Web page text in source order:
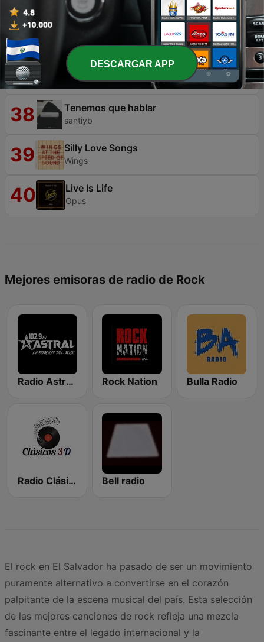
36 Frankie Goes to Hollywood
37 Miss Me Blind
Culture Club
38 Tenemos que hablar
santiyb
39 Silly Love Songs
Wings
40 Live Is Life
Opus
Mejores emisoras de radio de Rock
Radio Astral 102.9 FM Rock Nation Bulla Radio
Radio Clásicos 3D Bell radio
El rock en El Salvador ha pasado de ser un movimiento
puramente alternativo a convertirse en el corazón
palpitante de la escena musical del país. Esta selección
de las mejores canciones de rock refleja una mezcla
fascinante entre el legado internacional y la
DESCARGAR APP